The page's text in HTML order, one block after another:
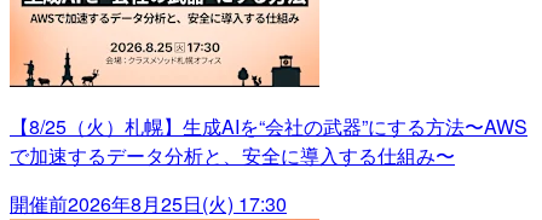
【8/25（火）札幌】生成AIを“会社の武器”にする方法〜AWS
で加速するデータ分析と、安全に導入する仕組み〜
開催前2026年8月25日(火) 17:30